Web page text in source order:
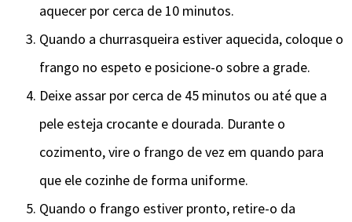
aquecer por cerca de 10 minutos.
Quando a churrasqueira estiver aquecida, coloque o
frango no espeto e posicione-o sobre a grade.
Deixe assar por cerca de 45 minutos ou até que a
pele esteja crocante e dourada. Durante o
cozimento, vire o frango de vez em quando para
que ele cozinhe de forma uniforme.
Quando o frango estiver pronto, retire-o da